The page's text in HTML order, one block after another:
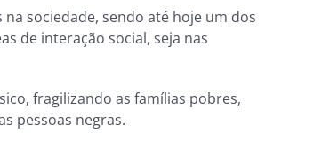
sociedade, sendo até hoje um dos
de interação social, seja nas
fragilizando as famílias pobres,
pessoas negras.